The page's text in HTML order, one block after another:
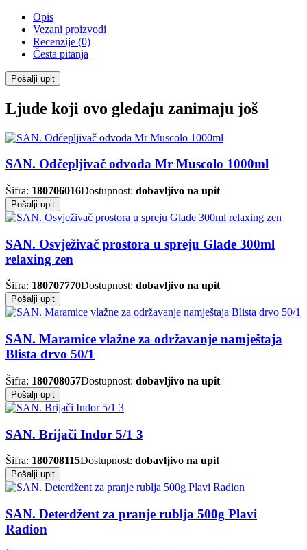
Opis
Vezani proizvodi
Recenzije (0)
Česta pitanja
Pošalji upit
Ljude koji ovo gledaju zanimaju još
SAN. Odčepljivač odvoda Mr Muscolo 1000ml
Šifra: 180706016Dostupnost: dobavljivo na upit
Pošalji upit
SAN. Osvježivač prostora u spreju Glade 300ml
relaxing zen
Šifra: 180707770Dostupnost: dobavljivo na upit
Pošalji upit
SAN. Maramice vlažne za održavanje namještaja
Blista drvo 50/1
Šifra: 180708057Dostupnost: dobavljivo na upit
Pošalji upit
SAN. Brijači Indor 5/1 3
Šifra: 180708115Dostupnost: dobavljivo na upit
Pošalji upit
SAN. Deterdžent za pranje rublja 500g Plavi
Radion